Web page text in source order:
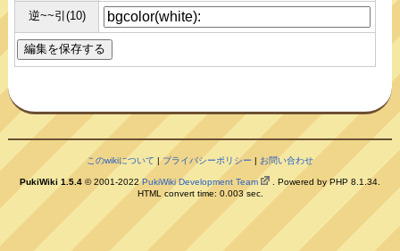
逆~~引(10)
このwikiについて |プライバシーポリシー | お問い合わせ
PukiWiki 1.5.4 © 2001-2022PukiWiki Development Team
. Powered by PHP 8.1.34.
HTML convert time: 0.003 sec.